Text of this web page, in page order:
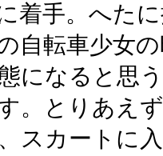
着手。へた
自転車少女
になると思
。とりあえ
スカートに